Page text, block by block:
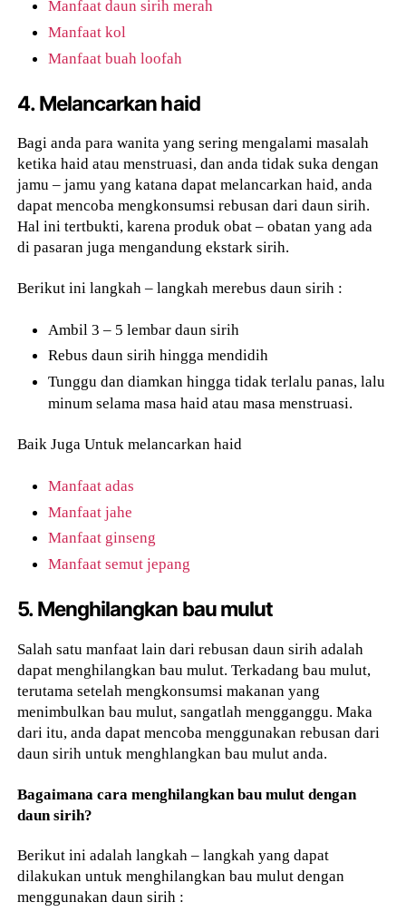
Manfaat daun sirih merah
Manfaat kol
Manfaat buah loofah
4. Melancarkan haid
Bagi anda para wanita yang sering mengalami masalah
ketika haid atau menstruasi, dan anda tidak suka dengan
jamu – jamu yang katana dapat melancarkan haid, anda
dapat mencoba mengkonsumsi rebusan dari daun sirih.
Hal ini tertbukti, karena produk obat – obatan yang ada
di pasaran juga mengandung ekstark sirih.
Berikut ini langkah – langkah merebus daun sirih :
Ambil 3 – 5 lembar daun sirih
Rebus daun sirih hingga mendidih
Tunggu dan diamkan hingga tidak terlalu panas, lalu
minum selama masa haid atau masa menstruasi.
Baik Juga Untuk melancarkan haid
Manfaat adas
Manfaat jahe
Manfaat ginseng
Manfaat semut jepang
5. Menghilangkan bau mulut
Salah satu manfaat lain dari rebusan daun sirih adalah
dapat menghilangkan bau mulut. Terkadang bau mulut,
terutama setelah mengkonsumsi makanan yang
menimbulkan bau mulut, sangatlah mengganggu. Maka
dari itu, anda dapat mencoba menggunakan rebusan dari
daun sirih untuk menghlangkan bau mulut anda.
Bagaimana cara menghilangkan bau mulut dengan
daun sirih?
Berikut ini adalah langkah – langkah yang dapat
dilakukan untuk menghilangkan bau mulut dengan
menggunakan daun sirih :